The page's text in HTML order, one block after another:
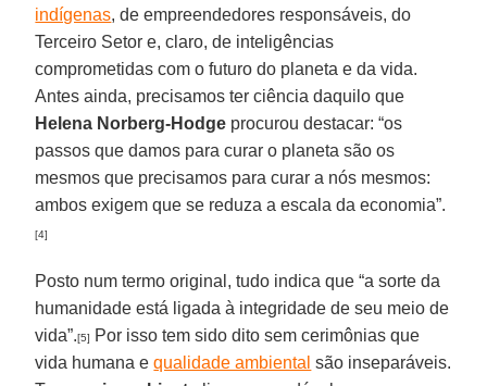
indígenas, de empreendedores responsáveis, do
Terceiro Setor e, claro, de inteligências
comprometidas com o futuro do planeta e da vida.
Antes ainda, precisamos ter ciência daquilo que
Helena Norberg-Hodge procurou destacar: “os
passos que damos para curar o planeta são os
mesmos que precisamos para curar a nós mesmos:
ambos exigem que se reduza a escala da economia”.
[4]
Posto num termo original, tudo indica que “a sorte da
humanidade está ligada à integridade de seu meio de
vida”.[5]
Por isso tem sido dito sem cerimônias que
vida humana equalidade ambiental são inseparáveis.